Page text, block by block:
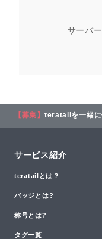
サーバ
【募集】 teratailを一緒に
サービス紹介
teratailとは？
バッジとは?
称号とは?
タグ一覧